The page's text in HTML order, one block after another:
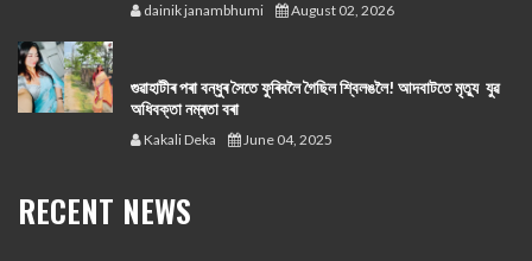
dainik janambhumi August 02, 2026
গুৱাহাটীৰ পৰা বন্ধুৰ সৈতে ফুৰিবলৈ গৈছিল শ্বিলঙলৈ! আদবাটতে মৃত্যু যুৱ
অধিবক্তা নম্ৰতা বৰা
Kakali Deka June 04, 2025
RECENT NEWS